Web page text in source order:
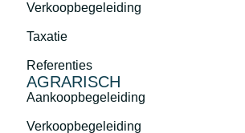
Verkoopbegeleiding
Taxatie
Referenties
AGRARISCH
Aankoopbegeleiding
Verkoopbegeleiding